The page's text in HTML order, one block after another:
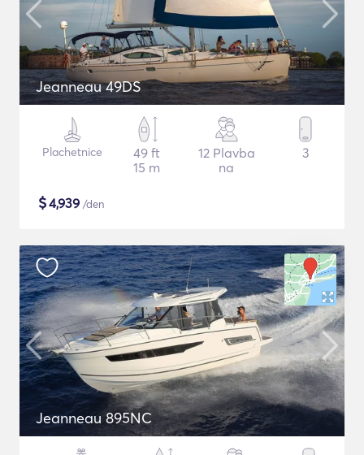
Jeanneau 49DS
Plachetnice
49 ft
15 m
12 Plavba
na
3
$4,939 /den
Jeanneau 895NC